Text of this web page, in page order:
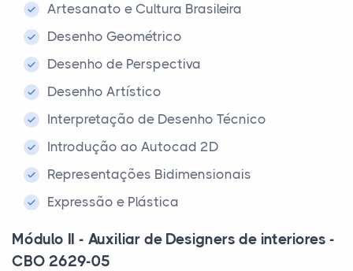
Artesanato e Cultura Brasileira
Desenho Geométrico
Desenho de Perspectiva
Desenho Artístico
Interpretação de Desenho Técnico
Introdução ao Autocad 2D
Representações Bidimensionais
Expressão e Plástica
Módulo II - Auxiliar de Designers de interiores -
CBO 2629-05